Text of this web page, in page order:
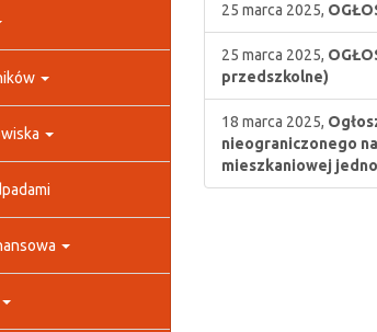
25 marca 2025,
25 marca 2025,
przedszkolne)
18 marca 2025,
nieograniczonego
mieszkaniowej